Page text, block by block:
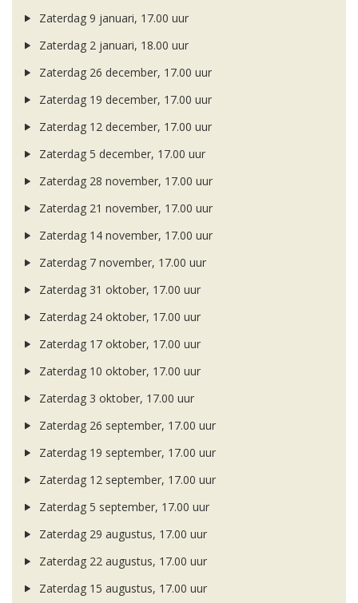
Zaterdag 9 januari, 17.00 uur
Zaterdag 2 januari, 18.00 uur
Zaterdag 26 december, 17.00 uur
Zaterdag 19 december, 17.00 uur
Zaterdag 12 december, 17.00 uur
Zaterdag 5 december, 17.00 uur
Zaterdag 28 november, 17.00 uur
Zaterdag 21 november, 17.00 uur
Zaterdag 14 november, 17.00 uur
Zaterdag 7 november, 17.00 uur
Zaterdag 31 oktober, 17.00 uur
Zaterdag 24 oktober, 17.00 uur
Zaterdag 17 oktober, 17.00 uur
Zaterdag 10 oktober, 17.00 uur
Zaterdag 3 oktober, 17.00 uur
Zaterdag 26 september, 17.00 uur
Zaterdag 19 september, 17.00 uur
Zaterdag 12 september, 17.00 uur
Zaterdag 5 september, 17.00 uur
Zaterdag 29 augustus, 17.00 uur
Zaterdag 22 augustus, 17.00 uur
Zaterdag 15 augustus, 17.00 uur